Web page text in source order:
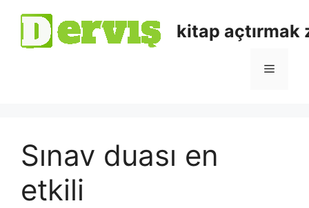
kitap açtırmak
Sınav duası en
etkili